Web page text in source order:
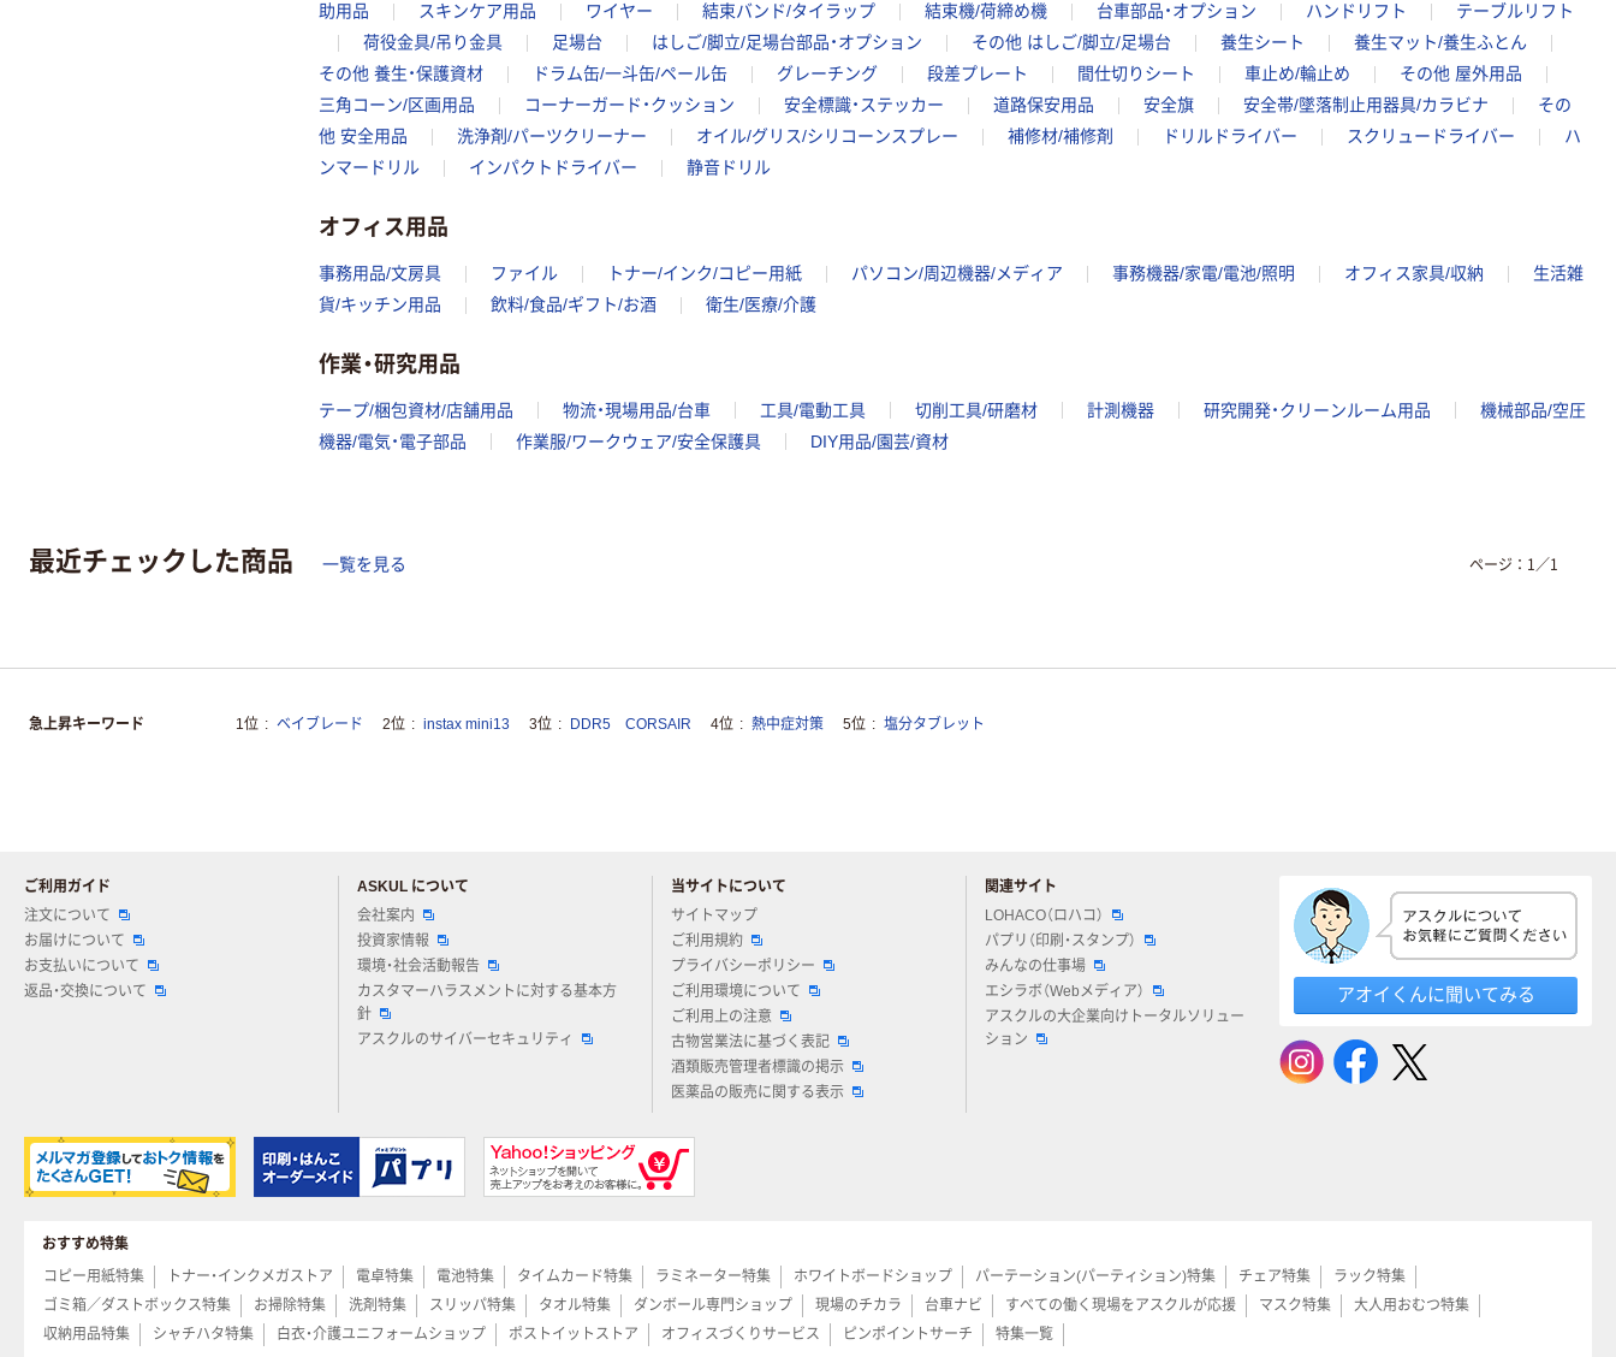
助用品
スキンケア用品 ワイヤー 結束バンド/タイラップ 結束機/荷締め機 台車部品・オプション ハンドリフト
テーブルリフト
荷役金具/吊り金具
足場台 はしご/脚立/足場台部品・オプション その他 はしご/脚立/足場台 養生シート
養生マット/養生ふとん
その他 養生・保護資材
ドラム缶/一斗缶/ペール缶 グレーチング 段差プレート 間仕切りシート 車止め/輪止め
その他 屋外用品
三角コーン/区画用品
コーナーガード・クッション 安全標識・ステッカー 道路保安用品 安全旗 安全帯/墜落制止用器具/カラビナ
その
他 安全用品
洗浄剤/パーツクリーナー オイル/グリス/シリコーンスプレー 補修材/補修剤 ドリルドライバー スクリュードライバー
ハ
ンマードリル
インパクトドライバー 静音ドリル
オフィス用品
事務用品/文房具 ファイル トナー/インク/コピー用紙 パソコン/周辺機器/メディア 事務機器/家電/電池/照明 オフィス家具/収納
生活雑
貨/キッチン用品
飲料/食品/ギフト/お酒 衛生/医療/介護
作業・研究用品
テープ/梱包資材/店舗用品 物流・現場用品/台車 工具/電動工具 切削工具/研磨材 計測機器 研究開発・クリーンルーム用品
機械部品/空圧
機器/電気・電子部品
作業服/ワークウェア/安全保護具 DIY用品/園芸/資材
最近チェックした商品 一覧を見る ページ： 1 ／1
急上昇キーワード 1位 ベイブレード 2位 instax mini13 3位 DDR5 CORSAIR 4位 熱中症対策 5位 塩分タブレット
ご利用ガイド
注文について
お届けについて
お支払いについて
返品・交換について
ASKUL について
会社案内
投資家情報
環境・社会活動報告
カスタマーハラスメントに対する基本方
針
アスクルのサイバーセキュリティ
当サイトについて
サイトマップ
ご利用規約
プライバシーポリシー
ご利用環境について
ご利用上の注意
古物営業法に基づく表記
酒類販売管理者標識の掲示
医薬品の販売に関する表示
関連サイト
LOHACO（ロハコ）
パプリ（印刷・スタンプ）
みんなの仕事場
エシラボ（Webメディア）
アスクルの大企業向けトータルソリュー
ション
アオイくんに聞いてみる
おすすめ特集
コピー用紙特集
トナー・インクメガストア 電卓特集 電池特集 タイムカード特集 ラミネーター特集 ホワイトボードショップ パーテーション(パーティション)特集 チェア特集
ラック特集
ゴミ箱／ダストボックス特集
お掃除特集 洗剤特集 スリッパ特集 タオル特集 ダンボール専門ショップ 現場のチカラ 台車ナビ すべての働く現場をアスクルが応援 マスク特集
大人用おむつ特集
収納用品特集
シャチハタ特集 白衣・介護ユニフォームショップ ポストイットストア オフィスづくりサービス ピンポイントサーチ 特集一覧